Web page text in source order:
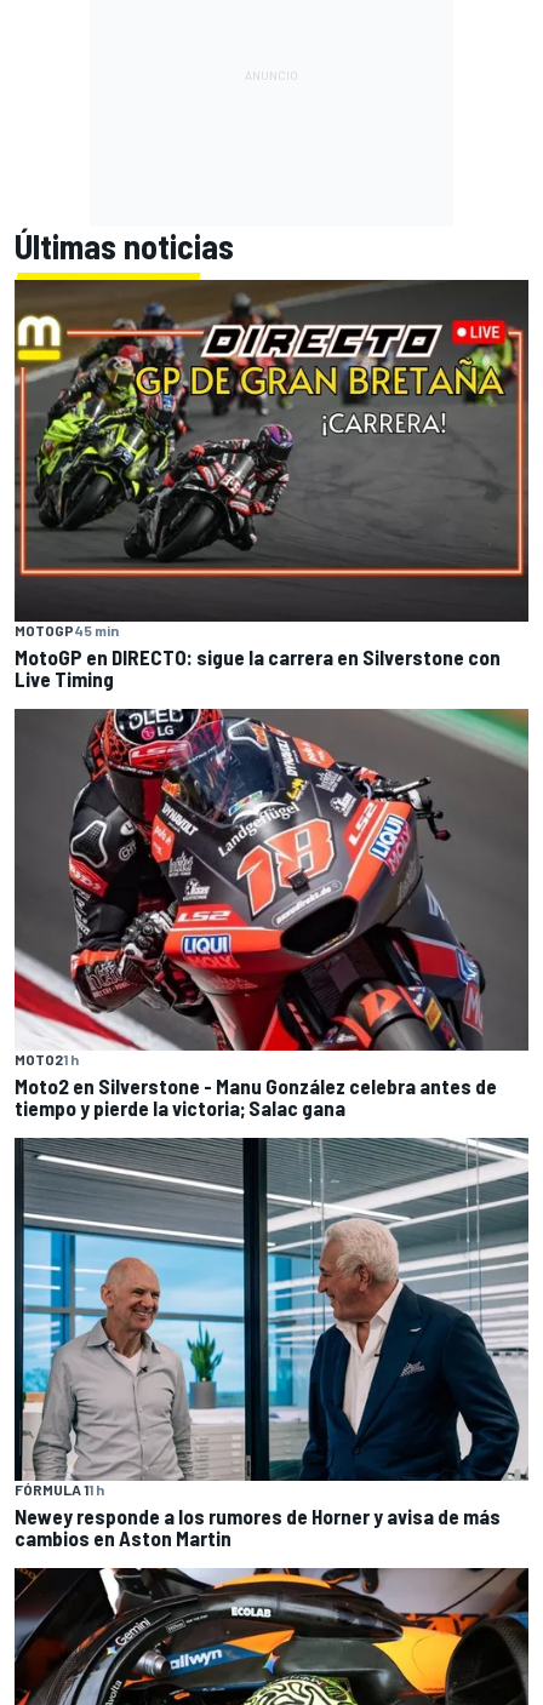
Últimas noticias
MOTOGP45 min
MotoGP en DIRECTO: sigue la carrera en Silverstone con
Live Timing
MOTO21 h
Moto2 en Silverstone - Manu González celebra antes de
tiempo y pierde la victoria; Salac gana
FÓRMULA 11 h
Newey responde a los rumores de Horner y avisa de más
cambios en Aston Martin